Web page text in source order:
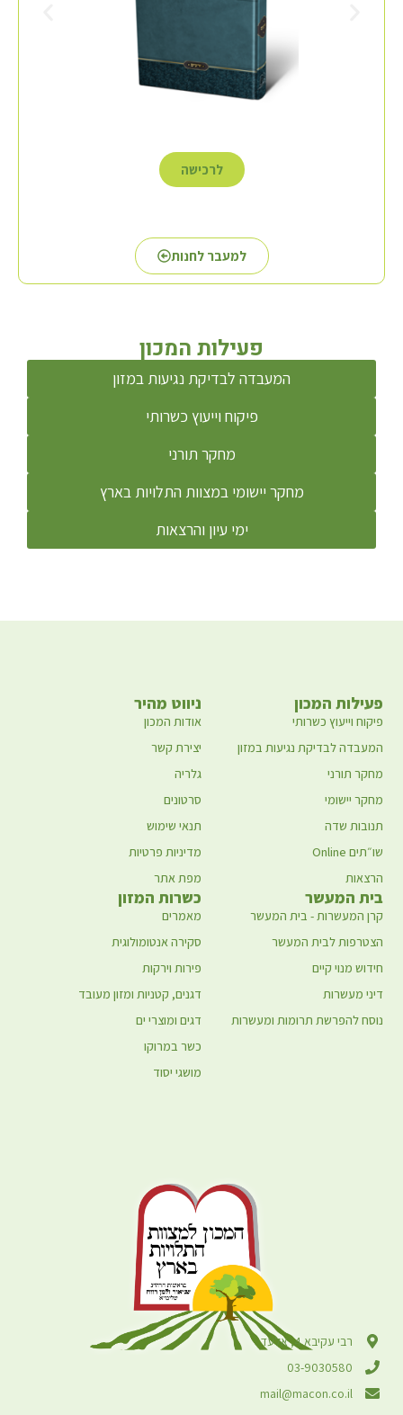
לרכישה
למעבר לחנות
פעילות המכון
המעבדה לבדיקת נגיעות במזון
פיקוח וייעוץ כשרותי
מחקר תורני
מחקר יישומי במצוות התלויות בארץ
ימי עיון והרצאות
רבי עקיבא 4, אלעד
03-9030580
mail@macon.co.il
ניווט מהיר
אודות המכון
יצירת קשר
גלריה
סרטונים
תנאי שימוש
מדיניות פרטיות
מפת אתר
פעילות המכון
פיקוח וייעוץ כשרותי
המעבדה לבדיקת נגיעות במזון
מחקר תורני
מחקר יישומי
תנובות שדה
שו״תים Online
הרצאות
כשרות המזון
מאמרים
סקירה אנטומולוגית
פירות וירקות
דגנים, קטניות ומזון מעובד
דגים ומוצרי ים
כשר במרוקו
מושגי יסוד
בית המעשר
קרן המעשרות - בית המעשר
הצטרפות לבית המעשר
חידוש מנוי קיים
דיני מעשרות
נוסח להפרשת תרומות ומעשרות